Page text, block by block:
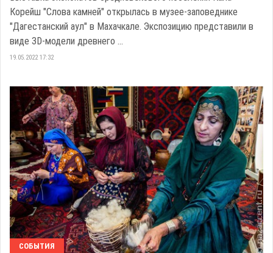
Корейш "Слова камней" открылась в музее-заповеднике
"Дагестанский аул" в Махачкале. Экспозицию представили в
виде 3D-модели древнего ...
19.05.2022 17:32
СОБЫТИЯ